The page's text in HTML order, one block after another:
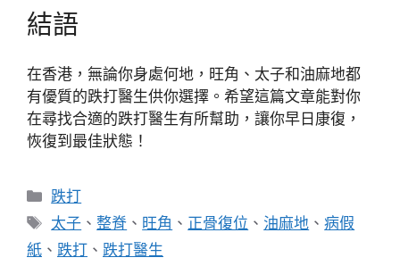
結語
在香港，無論你身處何地，旺角、太子和油麻地都
有優質的跌打醫生供你選擇。希望這篇文章能對你
在尋找合適的跌打醫生有所幫助，讓你早日康復，
恢復到最佳狀態！
分
類
跌打
標
籤
太子 、整脊 、 旺角 、 正骨復位 、 油麻地 、病假
紙 、 跌打 、 跌打醫生